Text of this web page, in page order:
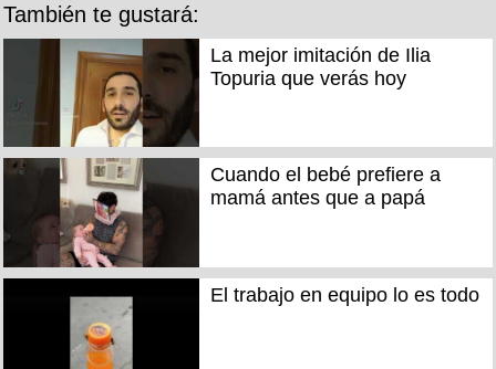
También te gustará:
La mejor imitación de Ilia
Topuria que verás hoy
Cuando el bebé prefiere a
mamá antes que a papá
El trabajo en equipo lo es todo